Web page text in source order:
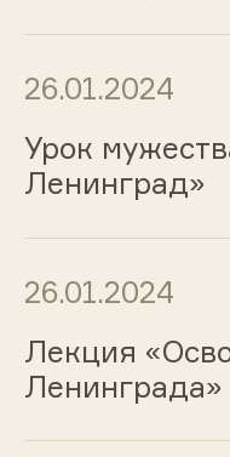
26.01.2024
Урок
Ленинград»
26.01.2024
Лекция
Ленинграда»